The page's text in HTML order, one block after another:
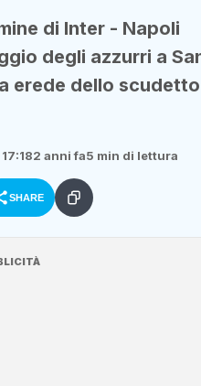
di Inter - Napoli
degli azzurri a
erede dello scudetto
2 anni fa5 min di lettura
SHARE